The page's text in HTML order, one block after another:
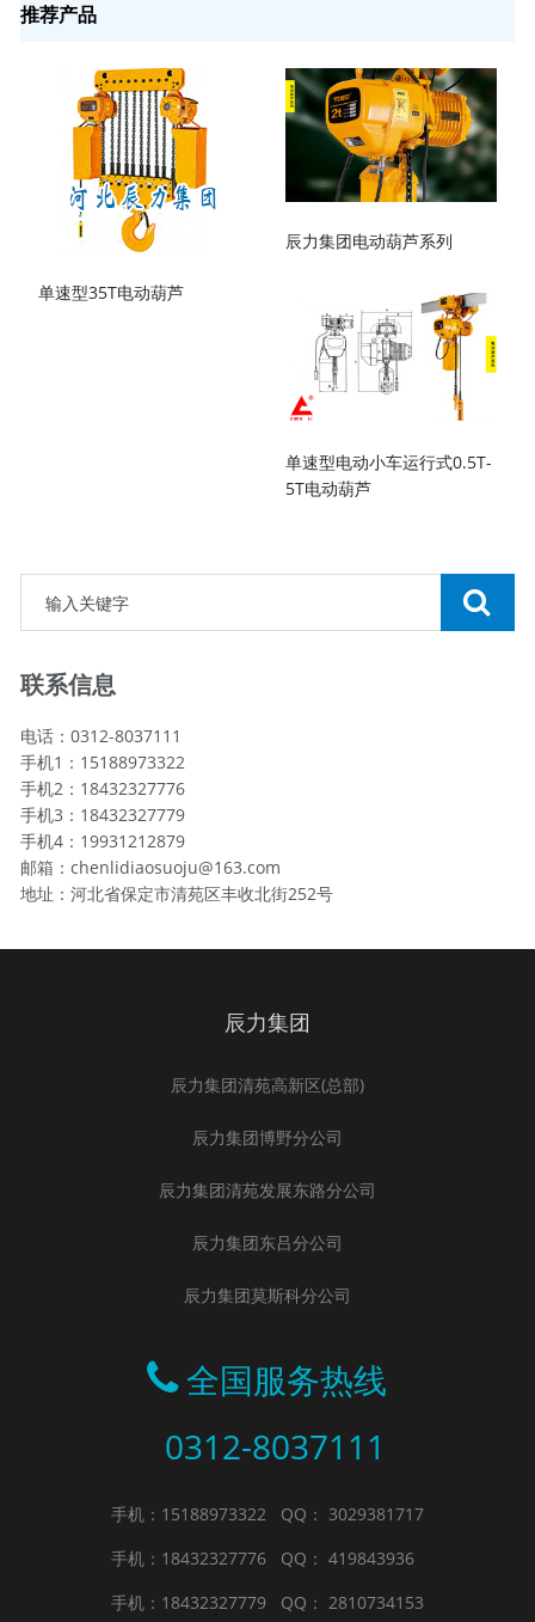
推荐产品
单速型35T电动葫芦
辰力集团电动葫芦系列
单速型电动小车运行式0.5T-
5T电动葫芦
联系信息
电话：0312-8037111
手机1：15188973322
手机2：18432327776
手机3：18432327779
手机4：19931212879
邮箱：chenlidiaosuoju@163.com
地址：河北省保定市清苑区丰收北街252号
辰力集团
辰力集团清苑高新区(总部)
辰力集团博野分公司
辰力集团清苑发展东路分公司
辰力集团东吕分公司
辰力集团莫斯科分公司
全国服务热线
0312-8037111
手机：15188973322
QQ： 3029381717
手机：18432327776QQ： 419843936
手机：18432327779QQ： 2810734153